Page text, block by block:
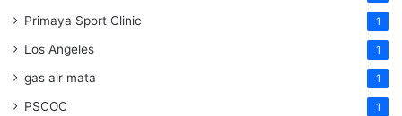
Primaya Sport Clinic 1
Los Angeles 1
gas air mata 1
PSCOC 1